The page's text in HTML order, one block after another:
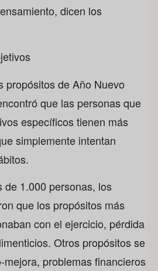
dicen los
propósitos de Año Nuevo
que las personas que
específicos tienen más
simplemente intentan
de 1.000 personas, los
que los propósitos más
con el ejercicio, pérdida
Otros propósitos se
problemas financieros